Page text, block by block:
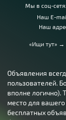
Мы в соц-
Наш E-
Наш
«Ищи тут» →
Объявления
пользователей.
вполне логично).
место для
бесплатных